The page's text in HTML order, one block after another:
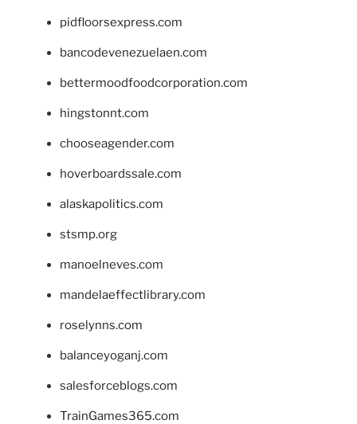
pidfloorsexpress.com
bancodevenezuelaen.com
bettermoodfoodcorporation.com
hingstonnt.com
chooseagender.com
hoverboardssale.com
alaskapolitics.com
stsmp.org
manoelneves.com
mandelaeffectlibrary.com
roselynns.com
balanceyoganj.com
salesforceblogs.com
TrainGames365.com